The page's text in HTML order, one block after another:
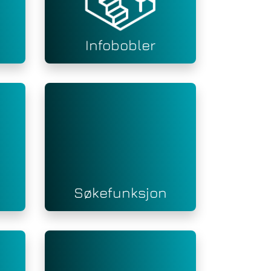
Infobobler
Søkefunksjon